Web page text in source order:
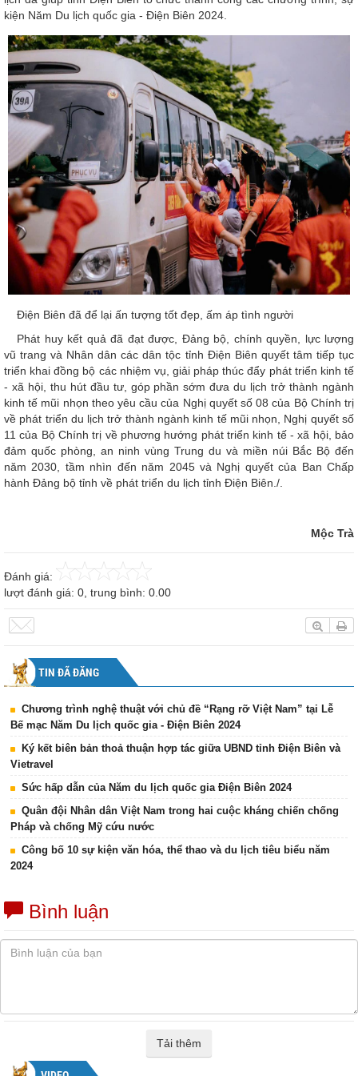
kiện Năm Du lịch quốc gia - Điện Biên 2024.
Điện Biên đã để lại ấn tượng tốt đẹp, ấm áp tình người
Phát huy kết quả đã đạt được, Đảng bộ, chính quyền, lực lượng
vũ trang và Nhân dân các dân tộc tỉnh Điện Biên quyết tâm tiếp tục
triển khai đồng bộ các nhiệm vụ, giải pháp thúc đẩy phát triển kinh tế
- xã hội, thu hút đầu tư, góp phần sớm đưa du lịch trở thành ngành
kinh tế mũi nhọn theo yêu cầu của Nghị quyết số 08 của Bộ Chính trị
về phát triển du lịch trở thành ngành kinh tế mũi nhọn, Nghị quyết số
11 của Bộ Chính trị về phương hướng phát triển kinh tế - xã hội, bảo
đảm quốc phòng, an ninh vùng Trung du và miền núi Bắc Bộ đến
năm 2030, tầm nhìn đến năm 2045 và Nghị quyết của Ban Chấp
hành Đảng bộ tỉnh về phát triển du lịch tỉnh Điện Biên./.
Mộc Trà
Đánh giá:
lượt đánh giá: 0, trung bình: 0.00
TIN ĐÃ ĐĂNG
Chương trình nghệ thuật với chủ đề “Rạng rỡ Việt Nam” tại Lễ
Bế mạc Năm Du lịch quốc gia - Điện Biên 2024
Ký kết biên bản thoả thuận hợp tác giữa UBND tỉnh Điện Biên và
Vietravel
Sức hấp dẫn của Năm du lịch quốc gia Điện Biên 2024
Quân đội Nhân dân Việt Nam trong hai cuộc kháng chiến chống
Pháp và chống Mỹ cứu nước
Công bố 10 sự kiện văn hóa, thể thao và du lịch tiêu biểu năm
2024
Bình luận
Tải thêm